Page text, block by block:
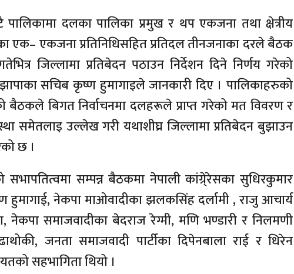
दलका पालिका प्रमुख र थप एकजना तथा क्षेत्रीय
एक– एकजना प्रतिनिधिसहित प्रतिदल तीनजनाका दरले बैठक
जिल्लामा प्रतिबेदन पठाउन निर्देशन दिने निर्णय गरेको
सचिब कृष्ण हुमागाइले जानकारी दिए । पालिकाहरुको
बिगत निर्वाचनमा दलहरूले प्राप्त गरेको मत विवरण र
समेतलाइ उल्लेख गरी यथाशीघ्र जिल्लामा प्रतिबेदन बुझाउन
छ ।
सम्पन्न बैठकमा नेपाली कांग्रे्रेसका सुधिरकुमार
हुमागाई, नेकपा माओवादीका झलकसिंह दर्लामी , राजु आचार्य
नेकपा समाजवादीका बेदराज रेग्मी, मणि भण्डारी र निलमणी
जनता समाजवादी पार्टीका दिपेनबाला राई र धिरेन
सहभागिता थियो ।